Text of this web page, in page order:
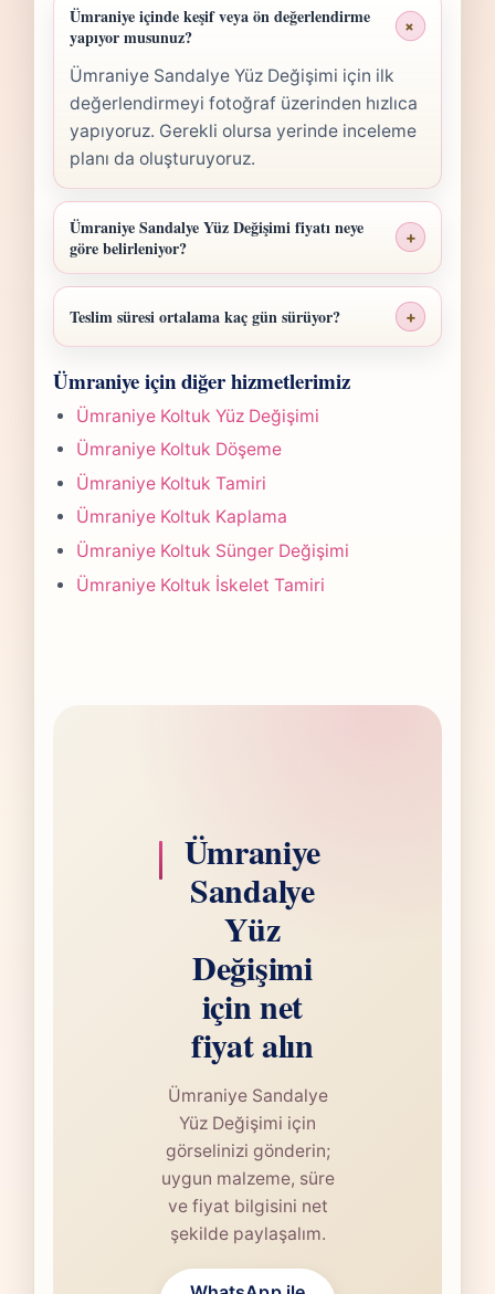
Ümraniye içinde keşif veya ön değerlendirme
yapıyor musunuz?
+
Ümraniye Sandalye Yüz Değişimi için ilk
değerlendirmeyi fotoğraf üzerinden hızlıca
yapıyoruz. Gerekli olursa yerinde inceleme
planı da oluşturuyoruz.
Ümraniye Sandalye Yüz Değişimi fiyatı neye
göre belirleniyor?
+
Ümraniye Sandalye Yüz Değişimi fiyatı;
ölçü, malzeme sınıfı, işçilik yoğunluğu ve
teslim planına göre belirlenir. Fotoğraf
gönderdiğinizde hızlıca anlaşılır bir aralık
paylaşırız.
Teslim süresi ortalama kaç gün sürüyor? +
süre yapılan işlemin kapsamına göre
değişir. Çoğu projede 5-7 iş günü hedefiyle
çalışır, olası değişikliği önceden bildiririz.
Ümraniye için diğer hizmetlerimiz
Ümraniye Koltuk Yüz Değişimi
Ümraniye Koltuk Döşeme
Ümraniye Koltuk Tamiri
Ümraniye Koltuk Kaplama
Ümraniye Koltuk Sünger Değişimi
Ümraniye Koltuk İskelet Tamiri
Ümraniye
Sandalye
Yüz
Değişimi
için net
fiyat alın
Ümraniye Sandalye
Yüz Değişimi için
görselinizi gönderin;
uygun malzeme, süre
ve fiyat bilgisini net
şekilde paylaşalım.